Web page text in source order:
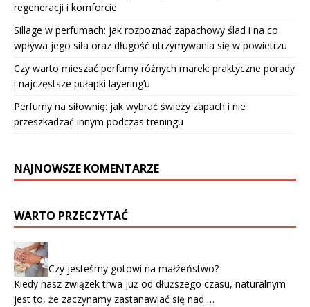
regeneracji i komforcie
Sillage w perfumach: jak rozpoznać zapachowy ślad i na co
wpływa jego siła oraz długość utrzymywania się w powietrzu
Czy warto mieszać perfumy różnych marek: praktyczne porady
i najczęstsze pułapki layering’u
Perfumy na siłownię: jak wybrać świeży zapach i nie
przeszkadzać innym podczas treningu
NAJNOWSZE KOMENTARZE
WARTO PRZECZYTAĆ
Czy jesteśmy gotowi na małżeństwo?
Kiedy nasz związek trwa już od dłuższego czasu, naturalnym
jest to, że zaczynamy zastanawiać się nad …